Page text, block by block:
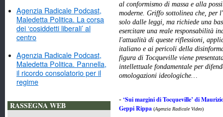
Agenzia Radicale Podcast,
Maledetta Politica. La corsa
dei ‘cosiddetti liberali’ al
centro
Agenzia Radicale Podcast,
Maledetta Politica. Pannella,
il ricordo consolatorio per il
regime
RASSEGNA WEB
al conformismo di massa e alla
moderne. Griffo sottolinea che, per
solo dalle leggi, ma richiede una
esercitare una reale responsabilità
l'attualità di queste riflessioni,
italiano e ai pericoli della
figura di Tocqueville viene
intellettuale fondamentale per
omologazioni ideologiche…
- ‘Sui margini di Tocqueville’ di
Geppi Rippa (Agenzia Radicale Video)